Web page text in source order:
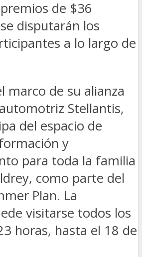
de $36
disputarán los
a lo largo de
marco de su alianza
Stellantis,
del espacio de
y
para toda la familia
como parte del
Plan. La
visitarse todos los
horas, hasta el 18 de